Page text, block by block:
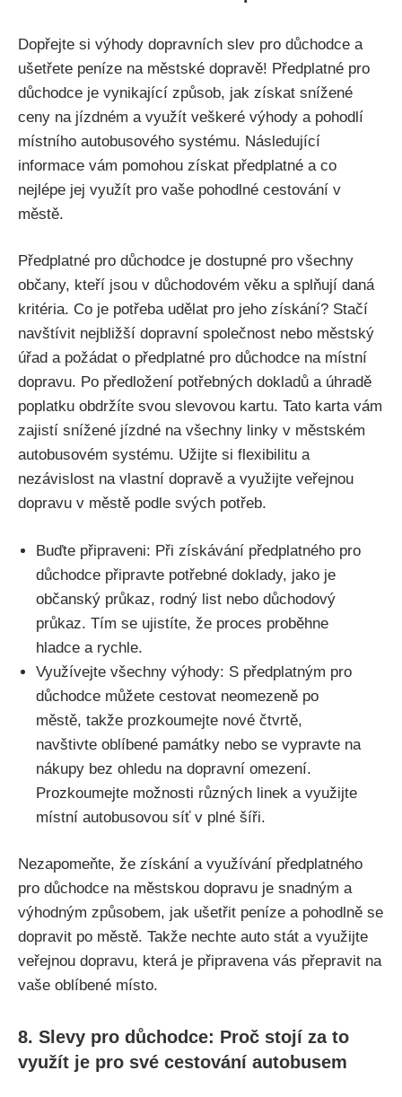
Dopřejte si výhody dopravních slev pro důchodce a
ušetřete peníze na městské dopravě! Předplatné pro
důchodce je vynikající způsob, jak získat snížené
ceny na jízdném a využít veškeré výhody a pohodlí
místního autobusového systému. Následující
informace vám pomohou získat předplatné a co
nejlépe jej využít pro vaše pohodlné cestování v
městě.
Předplatné pro důchodce je dostupné pro všechny
občany, kteří jsou v důchodovém věku a splňují daná
kritéria. Co je potřeba udělat pro jeho získání? Stačí
navštívit nejbližší dopravní společnost nebo městský
úřad a požádat o předplatné pro důchodce na místní
dopravu. Po předložení potřebných dokladů a úhradě
poplatku obdržíte svou slevovou kartu. Tato karta vám
zajistí snížené jízdné na všechny linky v městském
autobusovém systému. Užijte si flexibilitu a
nezávislost na vlastní dopravě a využijte veřejnou
dopravu v městě podle svých potřeb.
Buďte připraveni: Při získávání předplatného pro
důchodce připravte potřebné doklady, jako je
občanský průkaz, rodný list nebo důchodový
průkaz. Tím se ujistíte, že proces proběhne
hladce a rychle.
Využívejte všechny výhody: S předplatným pro
důchodce můžete cestovat neomezeně po
městě, takže prozkoumejte nové čtvrtě,
navštivte oblíbené památky nebo se vypravte na
nákupy bez ohledu na dopravní omezení.
Prozkoumejte možnosti různých linek a využijte
místní autobusovou síť v plné šíři.
Nezapomeňte, že získání a využívání předplatného
pro důchodce na městskou dopravu je snadným a
výhodným způsobem, jak ušetřit peníze a pohodlně se
dopravit po městě. Takže nechte auto stát a využijte
veřejnou dopravu, která je připravena vás přepravit na
vaše oblíbené místo.
8. Slevy pro důchodce: Proč stojí za to
využít je pro své cestování autobusem